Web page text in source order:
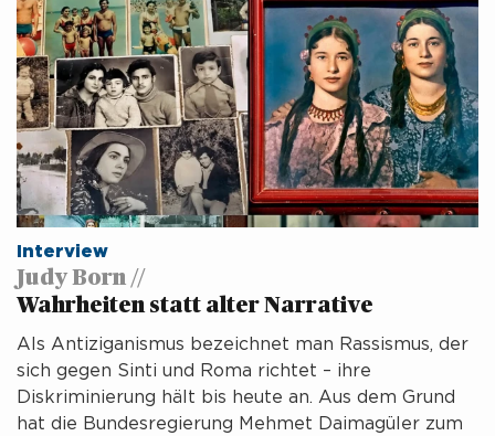
Interview
Judy Born //
Wahrheiten statt alter Narrative
Als Antiziganismus bezeichnet man Rassismus, der
sich gegen Sinti und Roma richtet – ihre
Diskriminierung hält bis heute an. Aus dem Grund
hat die Bundesregierung Mehmet Daimagüler zum